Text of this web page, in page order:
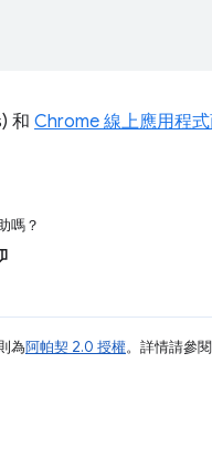
和 Chrome 線上應用程
嗎？
為阿帕契 2.0 授權。詳情請參